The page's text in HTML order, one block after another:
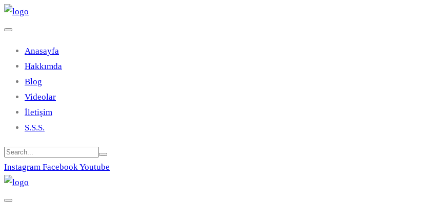
Anasayfa
Hakkımda
Blog
Videolar
İletişim
S.S.S.
Instagram FacebookYoutube